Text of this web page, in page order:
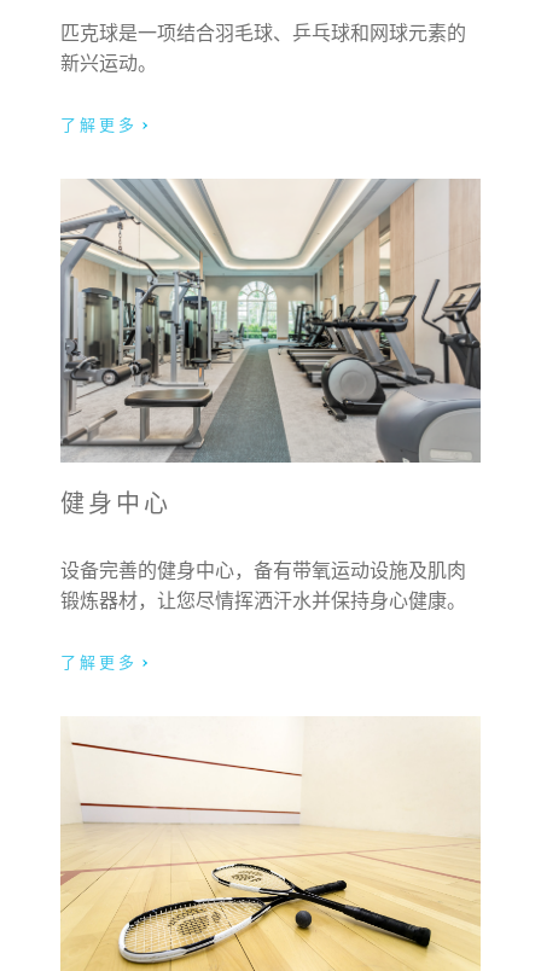
匹克球是一项结合羽毛球、乒乓球和网球元素的
新兴运动。
了解更多
健身中心
设备完善的健身中心，备有带氧运动设施及肌肉
锻炼器材，让您尽情挥洒汗水并保持身心健康。
了解更多